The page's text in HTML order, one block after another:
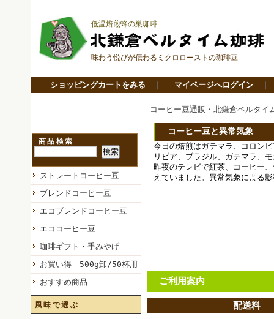
低温焙煎蜂の巣珈琲
味わう悦びが伝わるミクロローストの珈琲豆
ショッピングカートをみる マイページへログイン
商品検索
ストレートコーヒー豆
ブレンドコーヒー豆
エコブレンドコーヒー豆
エココーヒー豆
珈琲ギフト・手みやげ
お買い得 500g卸/50杯用
おすすめ商品
風味で選ぶ
コーヒー豆通販・北鎌倉ベルタイ
コーヒー豆と異常気象
今日の焙煎はガテマラ、コロン
リビア、ブラジル、ガテマラ、
昨夜のテレビで紅茶、コーヒー
えていました。異常気象による
ご利用案内
配送料